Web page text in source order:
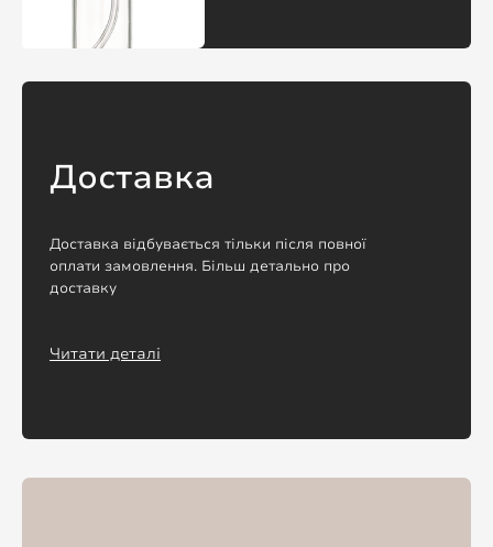
Доставка
Доставка відбувається тільки після повної
оплати замовлення. Більш детально про
доставку
Читати деталі